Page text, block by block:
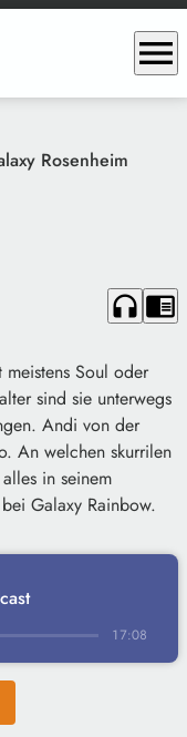
menu
Rosenheim
headphones chrome_reader_mode
Soul oder
sind sie unterwegs
Andi von der
An welchen skurrilen
in seinem
Galaxy Rainbow.
17:08